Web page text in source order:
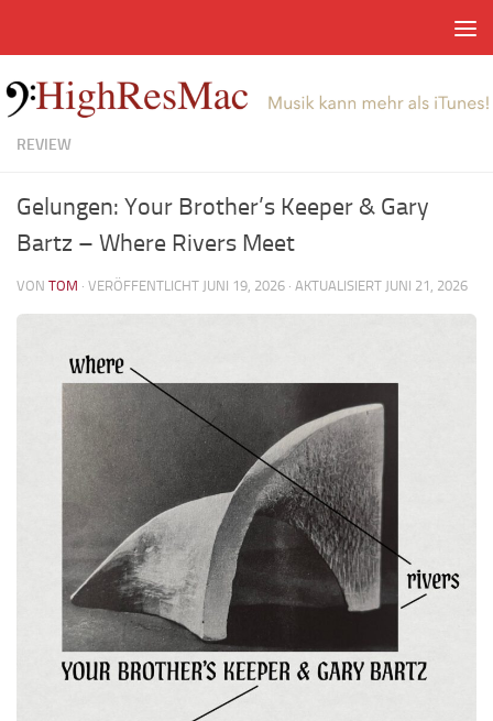
REVIEW
Gelungen: Your Brother’s Keeper & Gary
Bartz – Where Rivers Meet
VON TOM · VERÖFFENTLICHT JUNI 19, 2026 · AKTUALISIERT JUNI 21, 2026